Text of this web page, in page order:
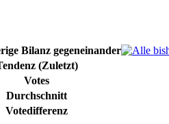
Bilanz gegeneinander
(Zuletzt)
Votes
Durchschnitt
Votedifferenz